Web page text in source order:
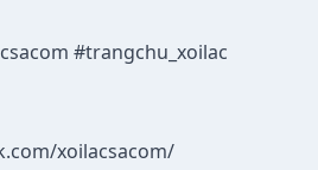
#trangchu_xoilac
xoilacsacom/